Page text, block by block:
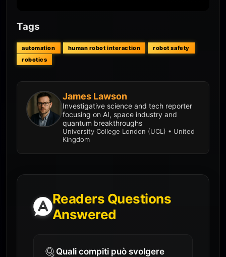
Tags
automation human robot interaction
robot safety
robotics
James Lawson
Investigative science and tech reporter
focusing on AI, space industry and
quantum breakthroughs
University College London (UCL) • United
Kingdom
Readers Questions
Answered
Quali compiti può svolgere